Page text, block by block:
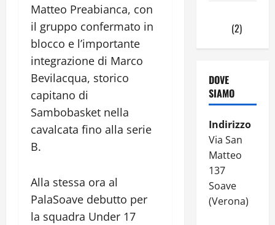
Matteo Preabianca, con
il gruppo confermato in
blocco e l’importante
integrazione di Marco
Bevilacqua, storico
capitano di
Sambobasket nella
cavalcata fino alla serie
B.
Alla stessa ora al
PalaSoave debutto per
la squadra Under 17
(2)
DOVE
SIAMO
Indirizzo
Via San
Matteo
137
Soave
(Verona)